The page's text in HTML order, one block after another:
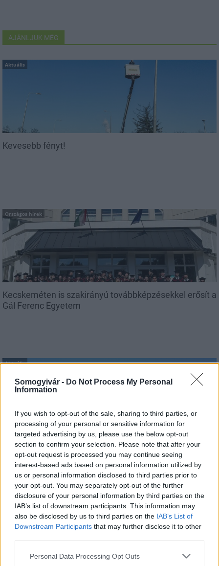
Somogyivár - Do Not Process My Personal
Information
If you wish to opt-out of the sale, sharing to third parties, or
processing of your personal or sensitive information for
targeted advertising by us, please use the below opt-out
section to confirm your selection. Please note that after your
opt-out request is processed you may continue seeing
interest-based ads based on personal information utilized by
us or personal information disclosed to third parties prior to
your opt-out. You may separately opt-out of the further
disclosure of your personal information by third parties on the
IAB’s list of downstream participants. This information may
also be disclosed by us to third parties on the IAB’s List of
Downstream Participants that may further disclose it to other
Please note that this website/app uses one or more Google
Personal Data Processing Opt Outs
AJÁNLJUK MÉG
Aktuális
Kevesebb fényt!
Országos hírek
Kecskeméten is szakirányú továbbképzésekkel erősít a
Gál Ferenc Egyetem
Aktuális
Feltárulnak a Balaton titkai
MAGYAR ÉPÍTŐK